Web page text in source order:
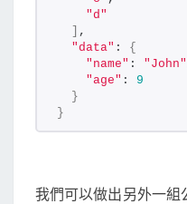
"d"
,
"data" : {
"name" : "John"
"age" : 9
}
}
我們可以做出另外一組